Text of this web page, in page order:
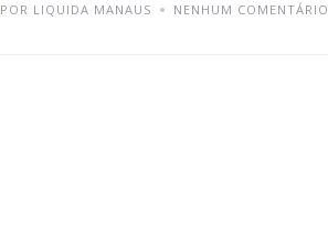
POR LIQUIDA MANAUS NENHUM COMENTÁRIO